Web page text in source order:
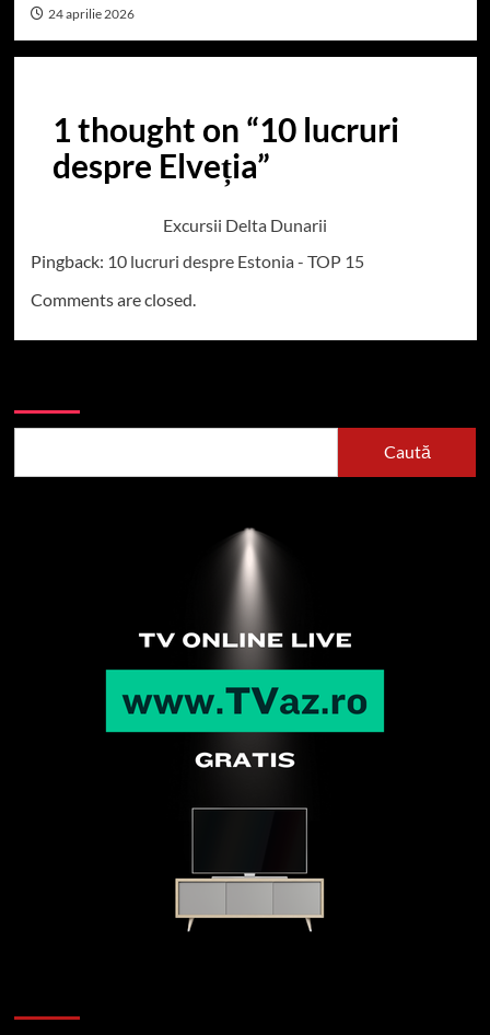
24 aprilie 2026
1 thought on “10 lucruri
despre Elveția”
Excursii Delta Dunarii
Pingback: 10 lucruri despre Estonia - TOP 15
Comments are closed.
Caută